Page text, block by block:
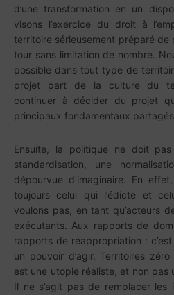
d’une transformation en un
visons l’exercice du droit à
territoire sérieusement préparé de
tour sans limitation de nombre.
possible dans tout type de
projet part de la culture du
continuer à décider du projet
principaux fondamentaux
Ensuite, la politique ne doit
standardisation, une
dépourvue d’imaginaire. En
toujours celui qui l’édicte et
voulons pas, en tant qu’acteurs
exécutants. Aux rapports de
rapports de réappropriation :
un pouvoir d’agir. Territoires
est une utopie réaliste, et non pas
Il ne s’agit pas de remplacer les